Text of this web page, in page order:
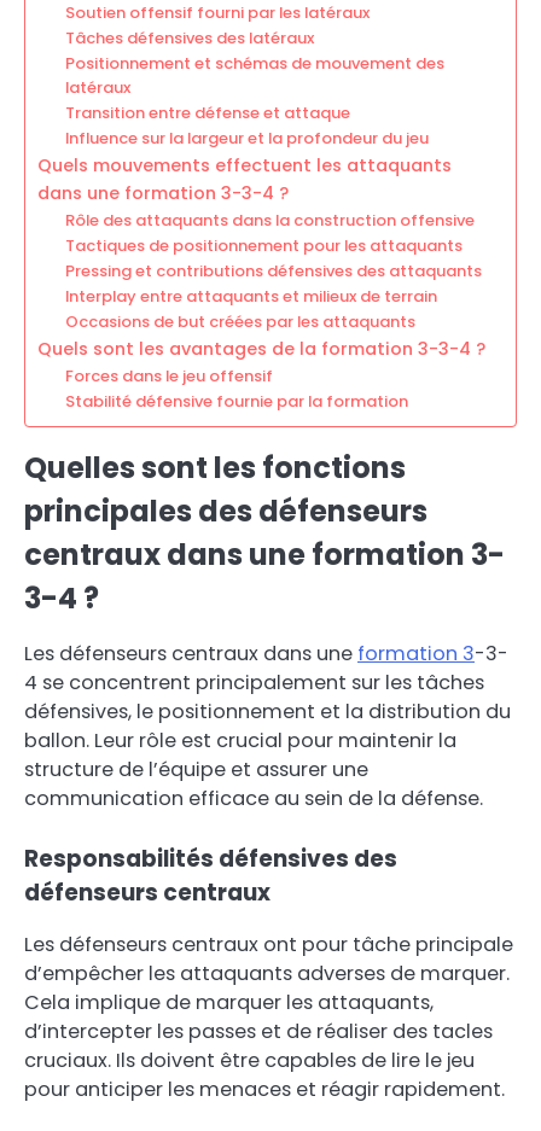
Soutien offensif fourni par les latéraux
Tâches défensives des latéraux
Positionnement et schémas de mouvement des
latéraux
Transition entre défense et attaque
Influence sur la largeur et la profondeur du jeu
Quels mouvements effectuent les attaquants
dans une formation 3-3-4 ?
Rôle des attaquants dans la construction offensive
Tactiques de positionnement pour les attaquants
Pressing et contributions défensives des attaquants
Interplay entre attaquants et milieux de terrain
Occasions de but créées par les attaquants
Quels sont les avantages de la formation 3-3-4 ?
Forces dans le jeu offensif
Stabilité défensive fournie par la formation
Quelles sont les fonctions
principales des défenseurs
centraux dans une formation 3-
3-4 ?
Les défenseurs centraux dans une formation 3-3-
4 se concentrent principalement sur les tâches
défensives, le positionnement et la distribution du
ballon. Leur rôle est crucial pour maintenir la
structure de l’équipe et assurer une
communication efficace au sein de la défense.
Responsabilités défensives des
défenseurs centraux
Les défenseurs centraux ont pour tâche principale
d’empêcher les attaquants adverses de marquer.
Cela implique de marquer les attaquants,
d’intercepter les passes et de réaliser des tacles
cruciaux. Ils doivent être capables de lire le jeu
pour anticiper les menaces et réagir rapidement.